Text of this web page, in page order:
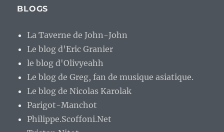
BLOGS
La Taverne de John-John
Le blog d'Eric Granier
le blog d'Olivyeahh
Le blog de Greg, fan de musique asiatique.
Le blog de Nicolas Karolak
Parigot-Manchot
Philippe.Scoffoni.Net